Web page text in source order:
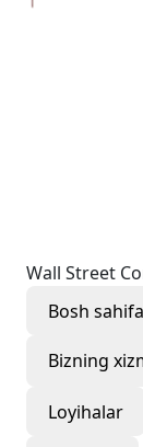
Wall Street
Bosh sahifa
Bizning
Loyihalar